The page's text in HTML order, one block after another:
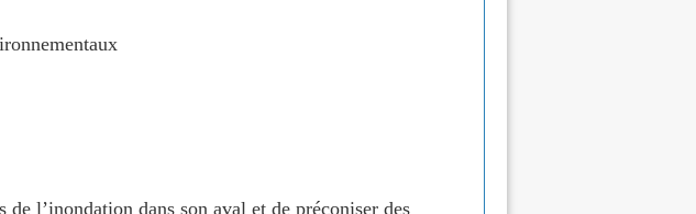
l’inondation dans son aval et de préconiser des